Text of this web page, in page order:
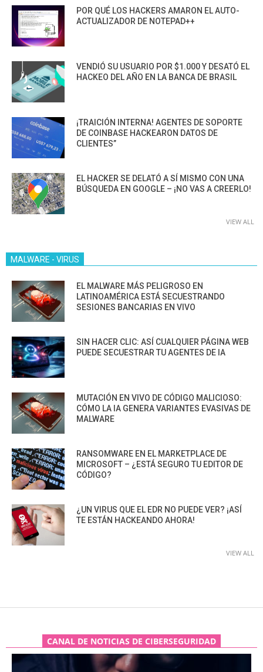
POR QUÉ LOS HACKERS AMARON EL AUTO-
ACTUALIZADOR DE NOTEPAD++
VENDIÓ SU USUARIO POR $1.000 Y DESATÓ EL
HACKEO DEL AÑO EN LA BANCA DE BRASIL
¡TRAICIÓN INTERNA! AGENTES DE SOPORTE
DE COINBASE HACKEARON DATOS DE
CLIENTES”
EL HACKER SE DELATÓ A SÍ MISMO CON UNA
BÚSQUEDA EN GOOGLE – ¡NO VAS A CREERLO!
VIEW ALL
MALWARE - VIRUS
EL MALWARE MÁS PELIGROSO EN
LATINOAMÉRICA ESTÁ SECUESTRANDO
SESIONES BANCARIAS EN VIVO
SIN HACER CLIC: ASÍ CUALQUIER PÁGINA WEB
PUEDE SECUESTRAR TU AGENTES DE IA
MUTACIÓN EN VIVO DE CÓDIGO MALICIOSO:
CÓMO LA IA GENERA VARIANTES EVASIVAS DE
MALWARE
RANSOMWARE EN EL MARKETPLACE DE
MICROSOFT – ¿ESTÁ SEGURO TU EDITOR DE
CÓDIGO?
¿UN VIRUS QUE EL EDR NO PUEDE VER? ¡ASÍ
TE ESTÁN HACKEANDO AHORA!
VIEW ALL
CANAL DE NOTICIAS DE CIBERSEGURIDAD